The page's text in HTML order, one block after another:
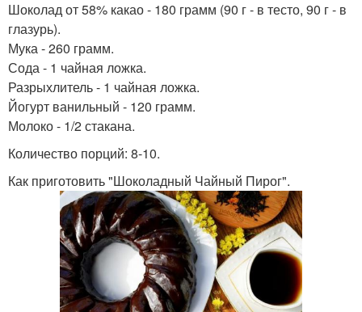
Шоколад от 58% какао - 180 грамм (90 г - в тесто, 90 г - в
глазурь).
Мука - 260 грамм.
Сода - 1 чайная ложка.
Разрыхлитель - 1 чайная ложка.
Йогурт ванильный - 120 грамм.
Молоко - 1/2 стакана.
Количество порций: 8-10.
Как приготовить "Шоколадный Чайный Пирог".